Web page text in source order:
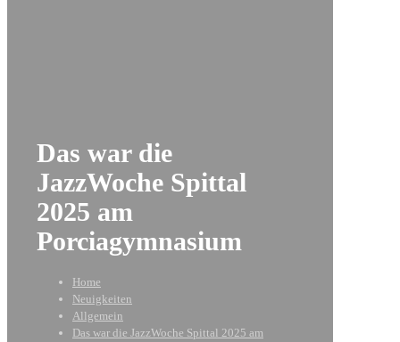
Das war die
JazzWoche Spittal
2025 am
Porciagymnasium
Home
Neuigkeiten
Allgemein
Das war die JazzWoche Spittal 2025 am